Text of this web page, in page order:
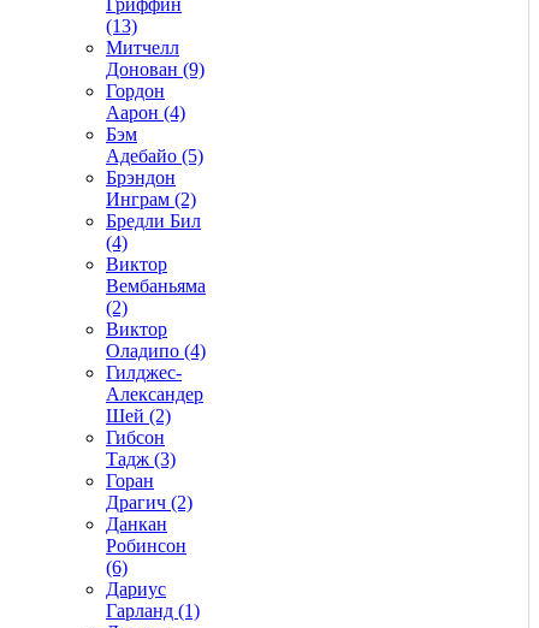
(13)
Митчелл
Донован (9)
Гордон
Аарон (4)
Бэм
Адебайо (5)
Брэндон
Инграм (2)
Бредли Бил
(4)
Виктор
Вембаньяма
(2)
Виктор
Оладипо (4)
Гилджес-
Александер
Шей (2)
Гибсон
Тадж (3)
Горан
Драгич (2)
Данкан
Робинсон
(6)
Дариус
Гарланд (1)